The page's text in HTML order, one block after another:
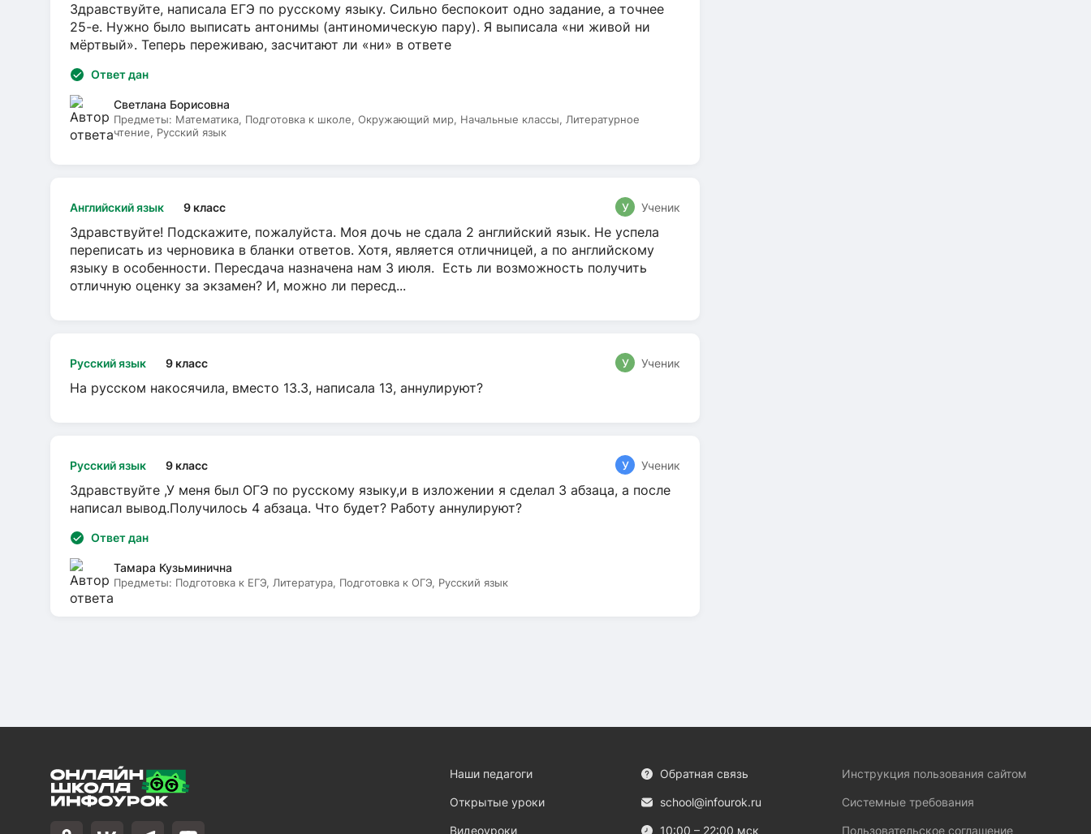
Здравствуйте, написала ЕГЭ по русскому языку. Сильно беспокоит одно задание, а точнее
25-е. Нужно было выписать антонимы (антиномическую пару). Я выписала «ни живой ни
мёртвый». Теперь переживаю, засчитают ли «ни» в ответе
Ответ дан
Светлана Борисовна
Предметы: Математика, Подготовка к школе, Окружающий мир, Начальные классы, Литературное
чтение, Русский язык
Английский язык 9 класс У Ученик
Здравствуйте! Подскажите, пожалуйста. Моя дочь не сдала 2 английский язык. Не успела
переписать из черновика в бланки ответов. Хотя, является отличницей, а по английскому
языку в особенности. Пересдача назначена нам 3 июля. Есть ли возможность получить
отличную оценку за экзамен? И, можно ли пересд...
Русский язык 9 класс У Ученик
На русском накосячила, вместо 13.3, написала 13, аннулируют?
Русский язык 9 класс У Ученик
Здравствуйте ,У меня был ОГЭ по русскому языку,и в изложении я сделал 3 абзаца, а после
написал вывод.Получилось 4 абзаца. Что будет? Работу аннулируют?
Ответ дан
Тамара Кузьминична
Предметы: Подготовка к ЕГЭ, Литература, Подготовка к ОГЭ, Русский язык
Наши педагоги
Открытые уроки
Видеоуроки
Обратная связь
school@infourok.ru
10:00 – 22:00 мск
Инструкция пользования сайтом
Системные требования
Пользовательское соглашение